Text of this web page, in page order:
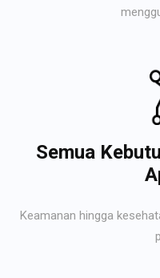
Semua
Keamanan hingga